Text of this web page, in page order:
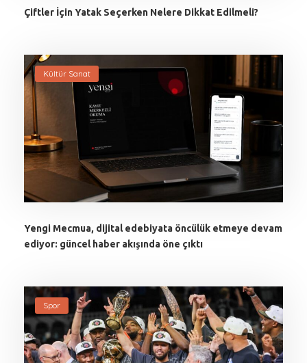
Çiftler İçin Yatak Seçerken Nelere Dikkat Edilmeli?
Kültür Sanat
Yengi Mecmua, dijital edebiyata öncülük etmeye devam
ediyor: güncel haber akışında öne çıktı
Spor